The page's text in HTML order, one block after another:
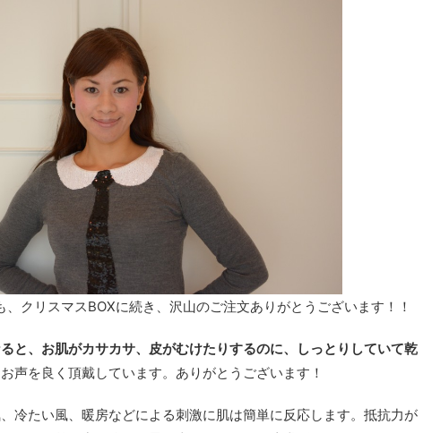
クリスマスBOXに続き、沢山のご注文ありがとうございます！！
ると、お肌がカサカサ、皮がむけたりするのに、しっとりしていて乾
声を良く頂戴しています。ありがとうございます！
冷たい風、暖房などによる刺激に肌は簡単に反応します。抵抗力が